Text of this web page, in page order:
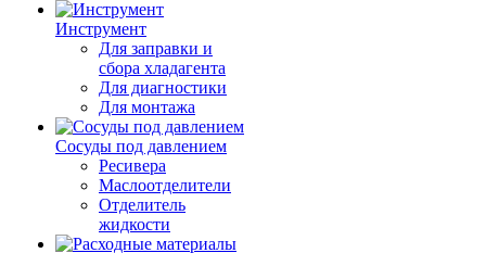
Инструмент
Для заправки и
сбора хладагента
Для диагностики
Для монтажа
Сосуды под давлением
Ресивера
Маслоотделители
Отделитель
жидкости